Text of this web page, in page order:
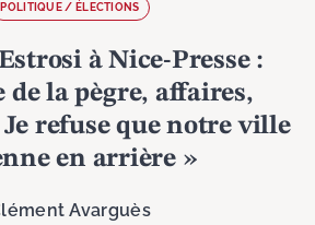
POLITIQUE / ÉLECTIONS
à Nice-Presse :
de la pègre, affaires,
refuse que notre ville
en arrière »
Avarguès